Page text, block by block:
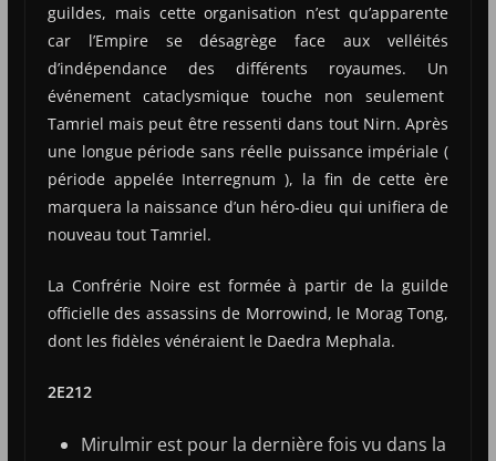
guildes, mais cette organisation n’est qu’apparente
car l’Empire se désagrège face aux velléités
d’indépendance des différents royaumes. Un
événement cataclysmique touche non seulement
Tamriel mais peut être ressenti dans tout Nirn. Après
une longue période sans réelle puissance impériale (
période appelée Interregnum ), la fin de cette ère
marquera la naissance d’un héro-dieu qui unifiera de
nouveau tout Tamriel.
La Confrérie Noire est formée à partir de la guilde
officielle des assassins de Morrowind, le Morag Tong,
dont les fidèles vénéraient le Daedra Mephala.
2E212
Mirulmir est pour la dernière fois vu dans la